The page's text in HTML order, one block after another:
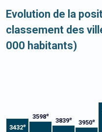
Evolution de la
classement des
000 habitants)
3432e
3598e
3839e
3950e